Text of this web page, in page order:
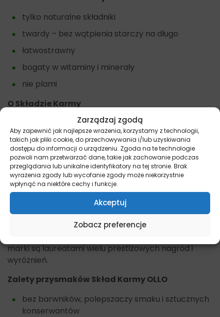
Zarządzaj zgodą
Aby zapewnić jak najlepsze wrażenia, korzystamy z technologii,
takich jak pliki cookie, do przechowywania i/lub uzyskiwania
dostępu do informacji o urządzeniu. Zgoda na te technologie
pozwoli nam przetwarzać dane, takie jak zachowanie podczas
przeglądania lub unikalne identyfikatory na tej stronie. Brak
wyrażenia zgody lub wycofanie zgody może niekorzystnie
wpłynąć na niektóre cechy i funkcje.
Akceptuj
Zobacz preferencje
tylko naturalne składniki
twardy – bez wątpienia starczy na długo
łatwostrawny
bogaty w witaminy i minerały
nie plami
O Składzie Karmy
Skład Karmy jest rodziną firmą oraz przykładem na
to, że dbanie o jakość produktów, a także szczęście
czworonogów może iść w parze z budowaniem
dobrej, polskiej marki. Firma zajmuje się sprzedażą
karm, przysmaków oraz suplementów. Wszystkie
produkty w ofercie Składu Karmy są hypoalergiczne,
bez zbóż i glutenu. Są wykonane z naturalnych
składników, przy użyciu w pełni identyfikowalnych
produktów.
marki są laureatami wielu prestiżowych nagród i
wyróżnień.
Zalety przysmaków Skład Karmy OLLO
bez barwników, polepszaczy smaku i sztucznych
konserwantów